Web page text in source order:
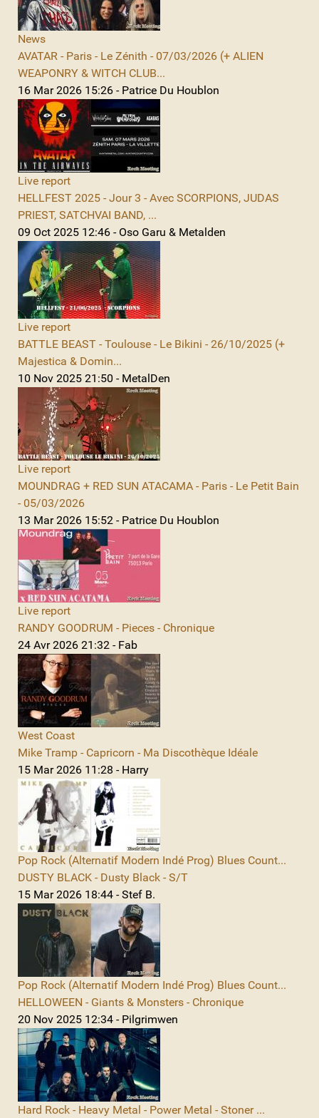
News
AVATAR - Paris - Le Zénith - 07/03/2026 (+ ALIEN
WEAPONRY & WITCH CLUB...
16 Mar 2026 15:26 - Patrice Du Houblon
Live report
HELLFEST 2025 - Jour 3 - Avec SCORPIONS, JUDAS
PRIEST, SATCHVAI BAND, ...
09 Oct 2025 12:46 - Oso Garu & Metalden
Live report
BATTLE BEAST - Toulouse - Le Bikini - 26/10/2025 (+
Majestica & Domin...
10 Nov 2025 21:50 - MetalDen
Live report
MOUNDRAG + RED SUN ATACAMA - Paris - Le Petit Bain
- 05/03/2026
13 Mar 2026 15:52 - Patrice Du Houblon
Live report
RANDY GOODRUM - Pieces - Chronique
24 Avr 2026 21:32 - Fab
West Coast
Mike Tramp - Capricorn - Ma Discothèque Idéale
15 Mar 2026 11:28 - Harry
Pop Rock (Alternatif Modern Indé Prog) Blues Count...
DUSTY BLACK - Dusty Black - S/T
15 Mar 2026 18:44 - Stef B.
Pop Rock (Alternatif Modern Indé Prog) Blues Count...
HELLOWEEN - Giants & Monsters - Chronique
20 Nov 2025 12:34 - Pilgrimwen
Hard Rock - Heavy Metal - Power Metal - Stoner ...